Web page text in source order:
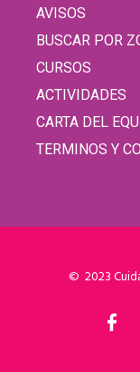
AVISOS
BUSCAR POR
CURSOS
ACTIVIDADES
CARTA DEL
TERMINOS Y
© 2023